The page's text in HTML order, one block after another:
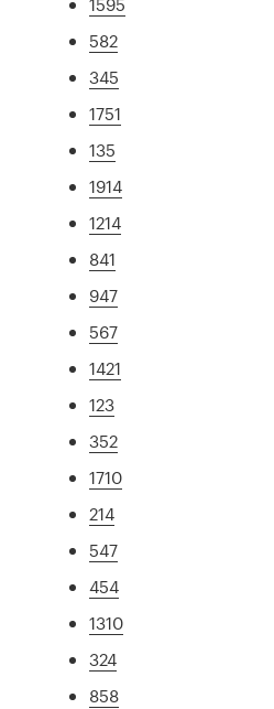
582
345
1751
135
1914
1214
841
947
567
1421
123
352
1710
214
547
454
1310
324
858